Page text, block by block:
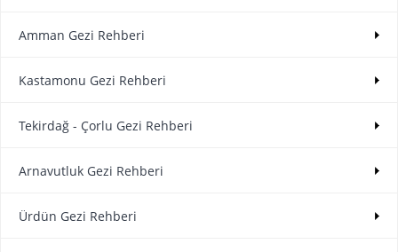
Amman Gezi Rehberi
Kastamonu Gezi Rehberi
Tekirdağ - Çorlu Gezi Rehberi
Arnavutluk Gezi Rehberi
Ürdün Gezi Rehberi